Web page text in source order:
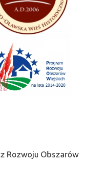
Rozwoju Obszarów